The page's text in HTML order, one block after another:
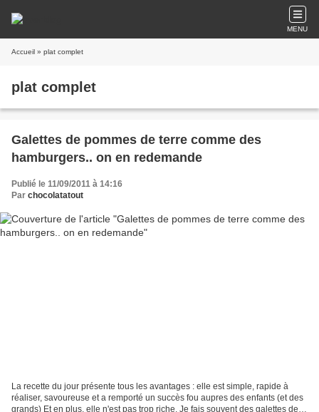
MENU
Accueil » plat complet
plat complet
Galettes de pommes de terre comme des
hamburgers.. on en redemande
Publié le 11/09/2011 à 14:16
Par chocolatatout
La recette du jour présente tous les avantages : elle est simple, rapide à
réaliser, savoureuse et a remporté un succès fou aupres des enfants (et des
grands) Et en plus, elle n'est pas trop riche. Je fais souvent des galettes de